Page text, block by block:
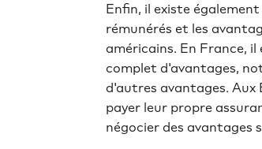
Enfin, il existe
rémunérés et les
américains. En France,
complet d'avantages,
d'autres avantages.
payer leur propre
négocier des avantages